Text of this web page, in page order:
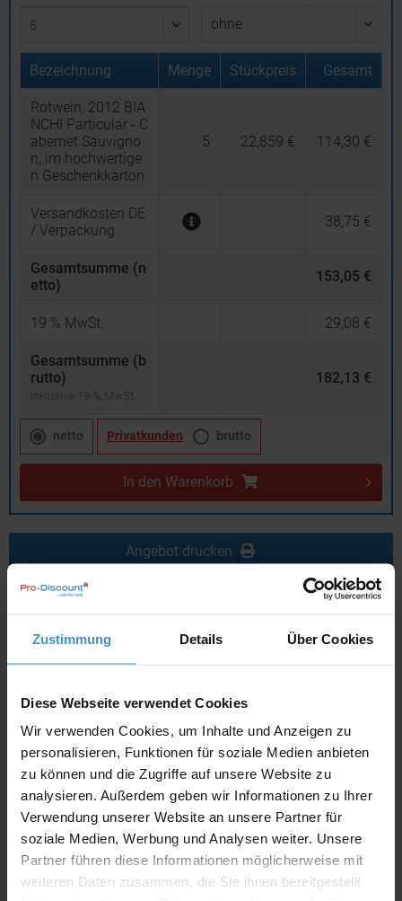
Zustimmung Details Über Cookies
Diese Webseite verwendet Cookies
Wir verwenden Cookies, um Inhalte und Anzeigen zu
personalisieren, Funktionen für soziale Medien anbieten
zu können und die Zugriffe auf unsere Website zu
analysieren. Außerdem geben wir Informationen zu Ihrer
Verwendung unserer Website an unsere Partner für
soziale Medien, Werbung und Analysen weiter. Unsere
Partner führen diese Informationen möglicherweise mit
weiteren Daten zusammen, die Sie ihnen bereitgestellt
Bezeichnung Menge Stückpreis Gesamt
Rotwein, 2012 BIA
NCHI Particular - C
abernet Sauvigno
n, im hochwertige
n Geschenkkarton
5 22,859 € 114,30 €
Versandkosten DE
/ Verpackung
38,75 €
Gesamtsumme (n
etto)
153,05 €
19 % MwSt. 29,08 €
Gesamtsumme (b
rutto)
inklusive 19 % MwSt.
182,13 €
netto Privatkunden brutto
In den Warenkorb
Angebot drucken
Werbeanbringung zur Freigabe
der Produktion:
ca. 10 Werktage
Artikel ohne Werbeanbringung:
Muster: ca. 3 - 5 Werktage
Muster bestellen